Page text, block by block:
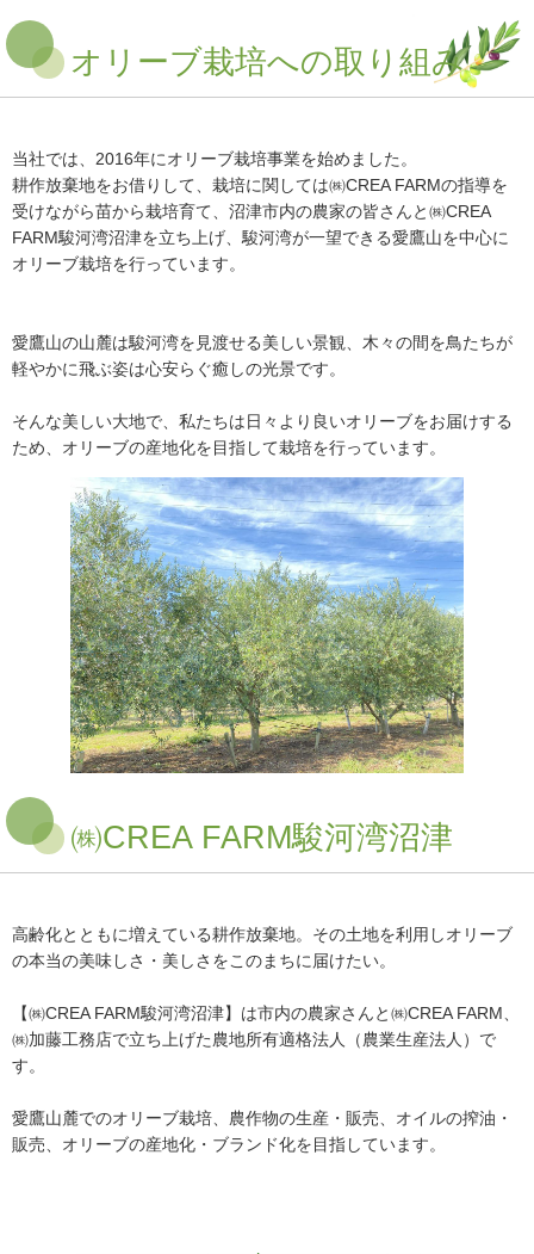
オリーブ栽培への取り組み
当社では、2016年にオリーブ栽培事業を始めました。
耕作放棄地をお借りして、栽培に関しては㈱CREA FARMの指導を
受けながら苗から栽培育て、沼津市内の農家の皆さんと㈱CREA
FARM駿河湾沼津を立ち上げ、駿河湾が一望できる愛鷹山を中心に
オリーブ栽培を行っています。
愛鷹山の山麓は駿河湾を見渡せる美しい景観、木々の間を鳥たちが
軽やかに飛ぶ姿は心安らぐ癒しの光景です。
そんな美しい大地で、私たちは日々より良いオリーブをお届けする
ため、オリーブの産地化を目指して栽培を行っています。
㈱CREA FARM駿河湾沼津
高齢化とともに増えている耕作放棄地。その土地を利用しオリーブ
の本当の美味しさ・美しさをこのまちに届けたい。
【㈱CREA FARM駿河湾沼津】は市内の農家さんと㈱CREA FARM、
㈱加藤工務店で立ち上げた農地所有適格法人（農業生産法人）で
す。
愛鷹山麓でのオリーブ栽培、農作物の生産・販売、オイルの搾油・
販売、オリーブの産地化・ブランド化を目指しています。